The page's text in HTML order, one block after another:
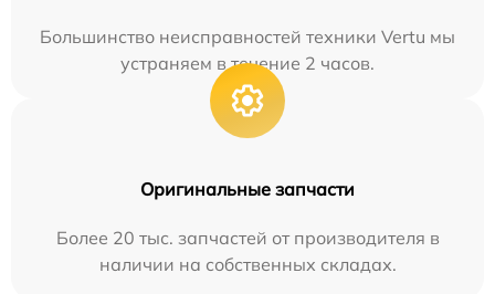
Большинство неисправностей техники Vertu мы
устраняем в течение 2 часов.
Оригинальные запчасти
Более 20 тыс. запчастей от производителя в
наличии на собственных складах.